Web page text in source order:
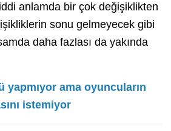
anlamda bir çok değişiklikten
sonu gelmeyecek gibi
daha fazlası da yakında
yapmıyor ama oyuncuların
istemiyor